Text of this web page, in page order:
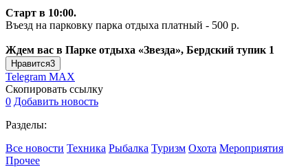
Старт в 10:00.
Въезд на парковку парка отдыха платный - 500 р.
Ждем вас в Парке отдыха «Звезда», Бердский тупик 1
Нравится3
Telegram MAX
Скопировать ссылку
0 Добавить новость
Разделы:
Все новости Техника Рыбалка Туризм Охота Мероприятия
Прочее